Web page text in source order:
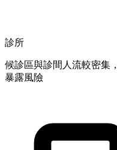
診所
候診區與診間人流較密集
暴露風險